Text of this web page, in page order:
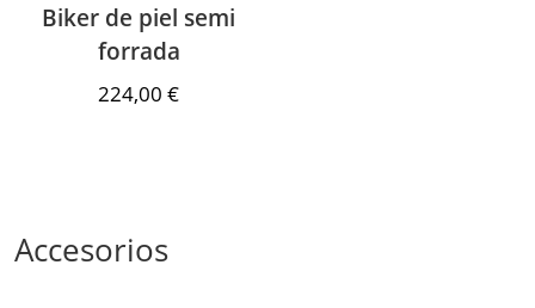
Biker de piel semi
forrada
224,00€
Accesorios